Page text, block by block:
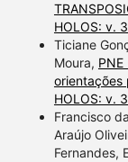
HOLOS: v.
Ticiane
Moura,
orientações
HOLOS: v.
Francisco
Araújo
Fernandes,